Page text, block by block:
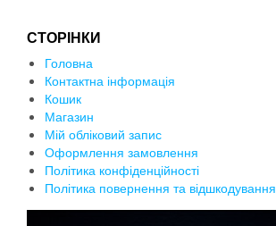
СТОРІНКИ
Головна
Контактна інформація
Кошик
Магазин
Мій обліковий запис
Оформлення замовлення
Політика конфіденційності
Політика повернення та відшкодування